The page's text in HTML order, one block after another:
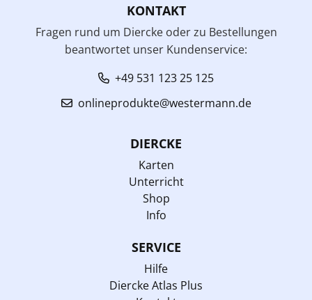
KONTAKT
Fragen rund um Diercke oder zu Bestellungen
beantwortet unser Kundenservice:
+49 531 123 25 125
onlineprodukte@westermann.de
DIERCKE
Karten
Unterricht
Shop
Info
SERVICE
Hilfe
Diercke Atlas Plus